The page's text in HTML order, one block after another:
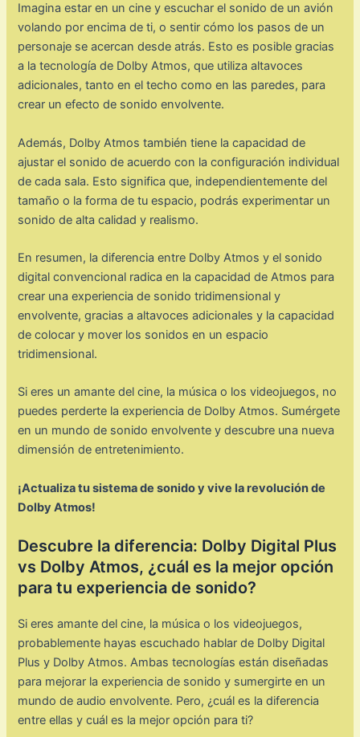
Imagina estar en un cine y escuchar el sonido de un avión
volando por encima de ti, o sentir cómo los pasos de un
personaje se acercan desde atrás. Esto es posible gracias
a la tecnología de Dolby Atmos, que utiliza altavoces
adicionales, tanto en el techo como en las paredes, para
crear un efecto de sonido envolvente.
Además, Dolby Atmos también tiene la capacidad de
ajustar el sonido de acuerdo con la configuración individual
de cada sala. Esto significa que, independientemente del
tamaño o la forma de tu espacio, podrás experimentar un
sonido de alta calidad y realismo.
En resumen, la diferencia entre Dolby Atmos y el sonido
digital convencional radica en la capacidad de Atmos para
crear una experiencia de sonido tridimensional y
envolvente, gracias a altavoces adicionales y la capacidad
de colocar y mover los sonidos en un espacio
tridimensional.
Si eres un amante del cine, la música o los videojuegos, no
puedes perderte la experiencia de Dolby Atmos. Sumérgete
en un mundo de sonido envolvente y descubre una nueva
dimensión de entretenimiento.
¡Actualiza tu sistema de sonido y vive la revolución de
Dolby Atmos!
Descubre la diferencia: Dolby Digital Plus
vs Dolby Atmos, ¿cuál es la mejor opción
para tu experiencia de sonido?
Si eres amante del cine, la música o los videojuegos,
probablemente hayas escuchado hablar de Dolby Digital
Plus y Dolby Atmos. Ambas tecnologías están diseñadas
para mejorar la experiencia de sonido y sumergirte en un
mundo de audio envolvente. Pero, ¿cuál es la diferencia
entre ellas y cuál es la mejor opción para ti?